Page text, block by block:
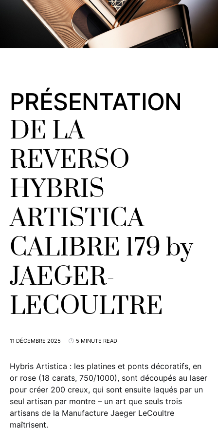
PRÉSENTATION
DE LA
REVERSO
HYBRIS
ARTISTICA
CALIBRE 179 by
JAEGER-
LECOULTRE
11 DÉCEMBRE 2025 5 MINUTE READ
Hybris Artistica : les platines et ponts décoratifs, en
or rose (18 carats, 750/1000), sont découpés au laser
pour créer 200 creux, qui sont ensuite laqués par un
seul artisan par montre – un art que seuls trois
artisans de la Manufacture Jaeger LeCoultre
maîtrisent.